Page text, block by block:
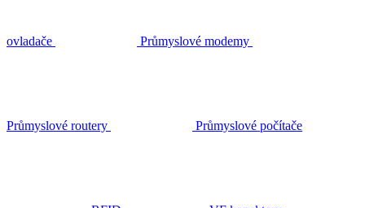
ovladače Průmyslové modemy
Průmyslové routery Průmyslové počítače